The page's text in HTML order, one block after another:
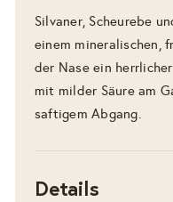
Silvaner, Scheurebe
einem mineralischen,
der Nase ein
mit milder Säure am
saftigem Abgang.
Details